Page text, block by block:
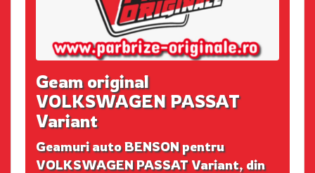
Geam original
VOLKSWAGEN PASSAT
Variant
Geamuri auto BENSON pentru
VOLKSWAGEN PASSAT Variant, din